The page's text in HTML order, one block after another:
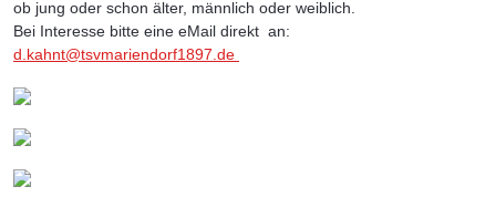
ob jung oder schon älter, männlich oder weiblich.
Bei Interesse bitte eine eMail direkt an:
d.kahnt@tsvmariendorf1897.de